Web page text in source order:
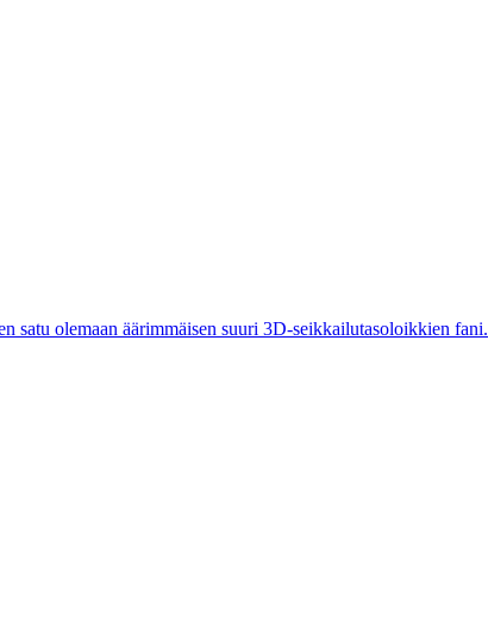
satu olemaan äärimmäisen suuri 3D-seikkailutasoloikkien fani.